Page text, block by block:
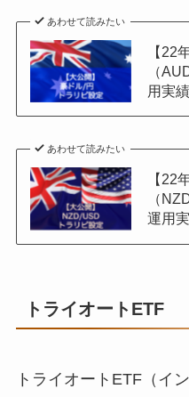
あわせて読みたい
【22
（
用実績
あわせて読みたい
【22
（
運用
トライオートETF
トライオートETF（イ